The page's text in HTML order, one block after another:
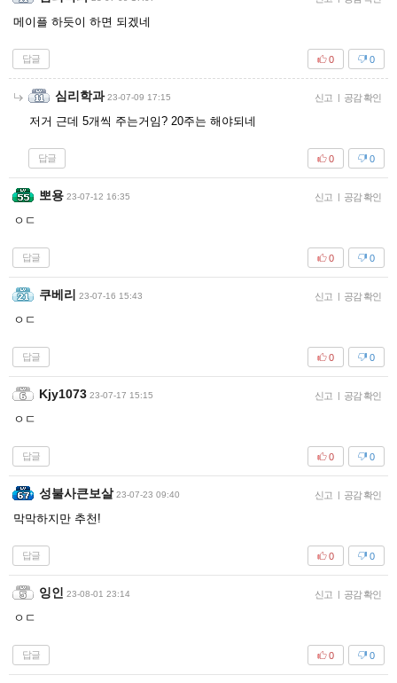
메이플 하듯이 하면 되겠네
답글 0
0
심리학과 23-07-09 17:15 신고 공감 확인
저거 근데 5개씩 주는거임? 20주는 해야되네
답글 0
0
뽀용 23-07-12 16:35 신고 공감 확인
ㅇㄷ
답글 0
0
쿠베리 23-07-16 15:43 신고 공감 확인
ㅇㄷ
답글 0
0
Kjy1073 23-07-17 15:15 신고 공감 확인
ㅇㄷ
답글 0
0
성불사큰보살 23-07-23 09:40 신고 공감 확인
막막하지만 추천!
답글 0
0
잉인 23-08-01 23:14 신고 공감 확인
ㅇㄷ
답글 0
0